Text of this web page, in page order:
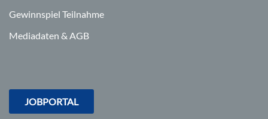
Gewinnspiel Teilnahme
Mediadaten & AGB
JOBPORTAL